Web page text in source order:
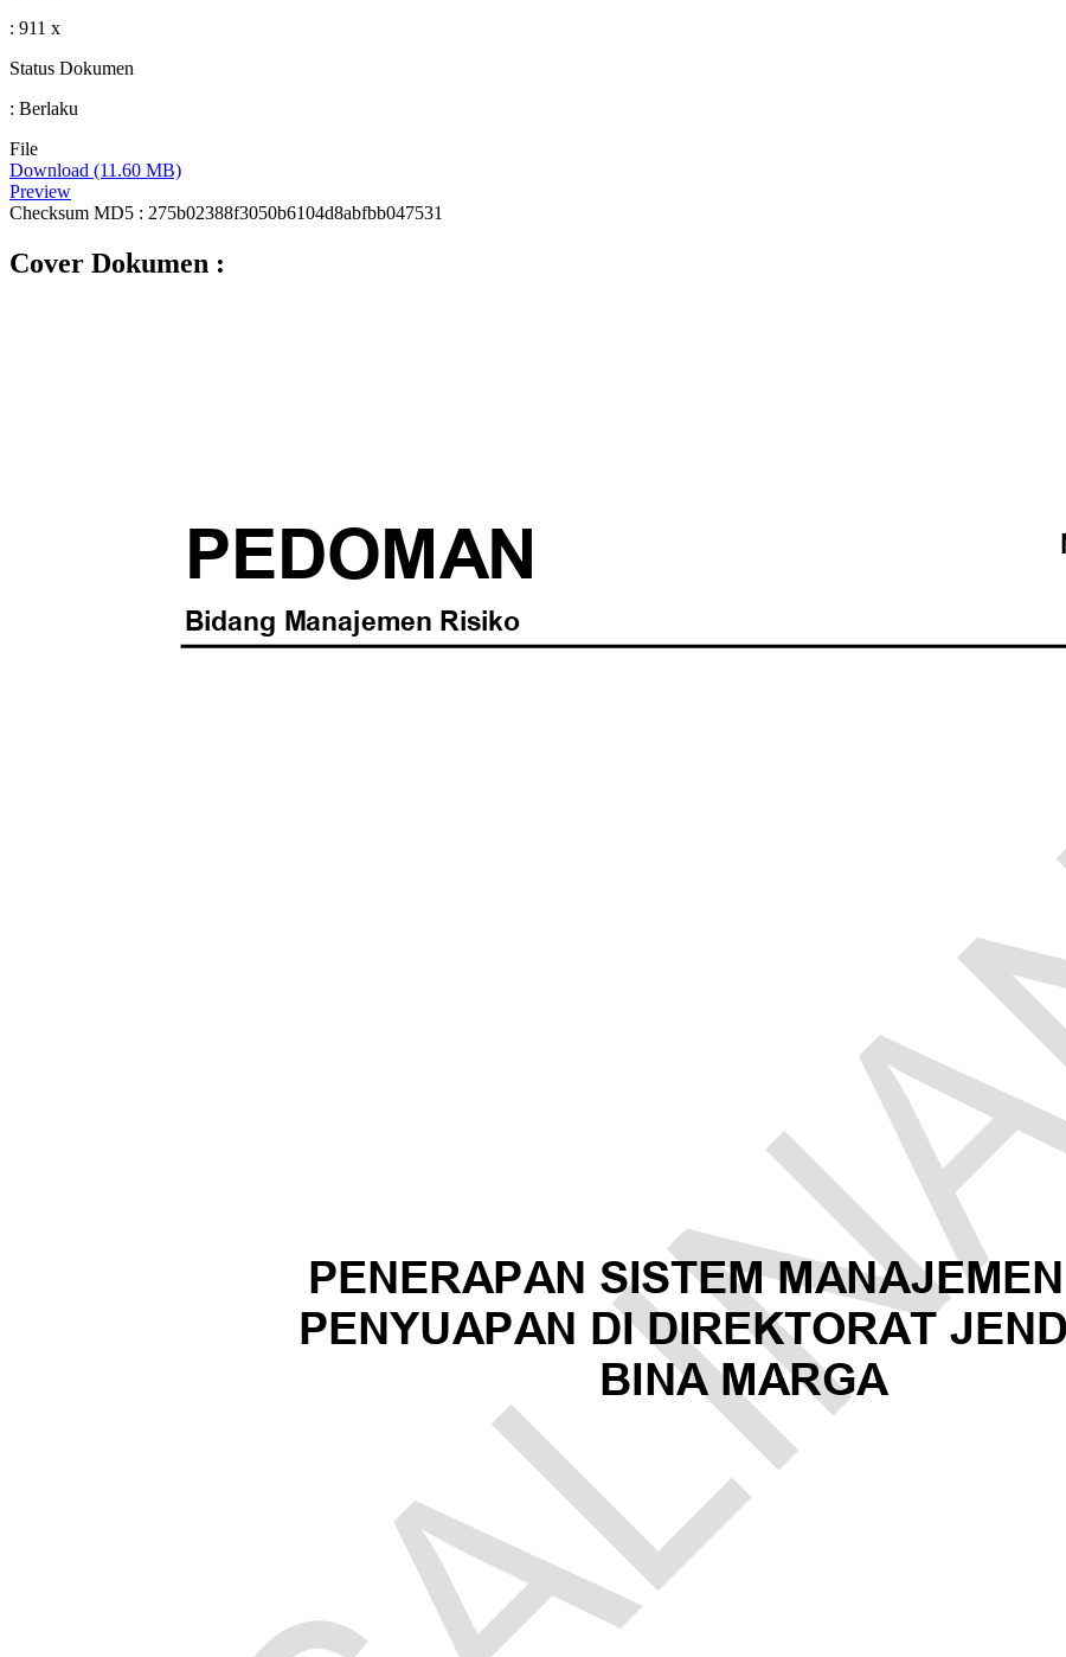
: 911 x
Status Dokumen
: Berlaku
File
Download (11.60 MB)
Preview
Checksum MD5 : 275b02388f3050b6104d8abfbb047531
Cover Dokumen :